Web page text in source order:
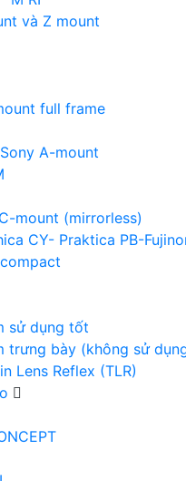
và Z mount
full frame
A-mount
mount (mirrorless)
CY- Praktica PB-
sử dụng tốt
trưng bày (không sử
Lens Reflex (TLR)